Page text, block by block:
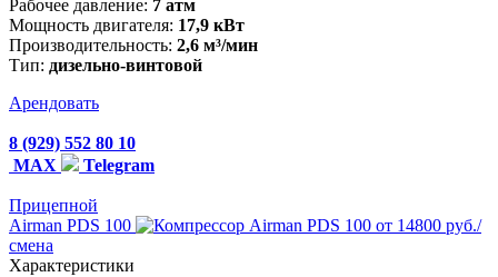
Рабочее давление: 7 атм
Мощность двигателя: 17,9 кВт
Производительность: 2,6 м³/мин
Тип: дизельно-винтовой
Арендовать
8 (929) 552 80 10
MAX
Telegram
Прицепной
Airman PDS 100
от 14800 руб./
смена
Характеристики